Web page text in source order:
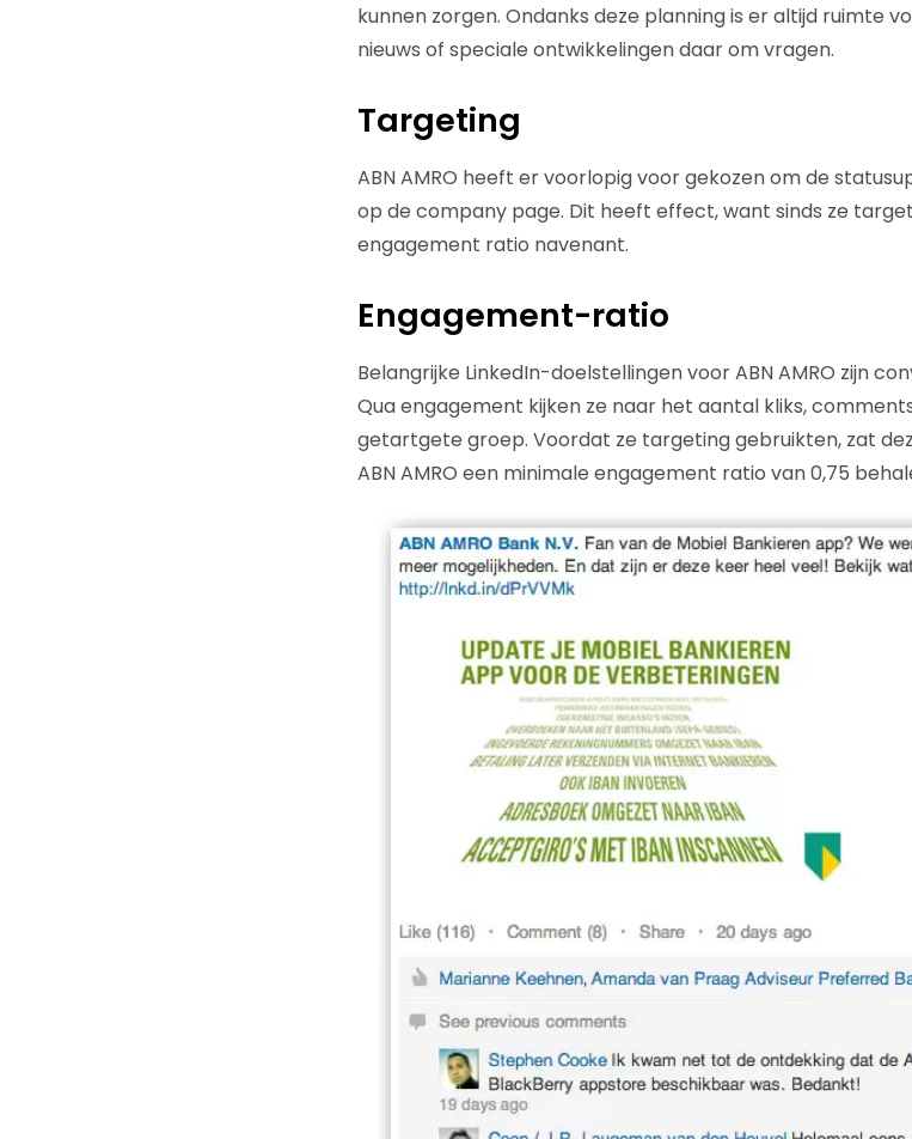
kunnen zorgen. Ondanks deze planning is er altijd ruimte
nieuws of speciale ontwikkelingen daar om vragen.
Targeting
ABN AMRO heeft er voorlopig voor gekozen om de
op de company page. Dit heeft effect, want sinds ze
engagement ratio navenant.
Engagement-ratio
Belangrijke LinkedIn-doelstellingen voor ABN AMRO zijn
Qua engagement kijken ze naar het aantal kliks,
getartgete groep. Voordat ze targeting gebruikten, zat
ABN AMRO een minimale engagement ratio van 0,75